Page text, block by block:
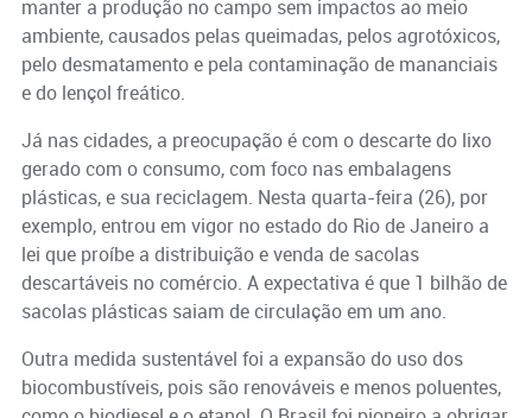
manter a produção no campo sem impactos ao meio
ambiente, causados pelas queimadas, pelos agrotóxicos,
pelo desmatamento e pela contaminação de mananciais
e do lençol freático.
Já nas cidades, a preocupação é com o descarte do lixo
gerado com o consumo, com foco nas embalagens
plásticas, e sua reciclagem. Nesta quarta-feira (26), por
exemplo, entrou em vigor no estado do Rio de Janeiro a
lei que proíbe a distribuição e venda de sacolas
descartáveis no comércio. A expectativa é que 1 bilhão de
sacolas plásticas saiam de circulação em um ano.
Outra medida sustentável foi a expansão do uso dos
biocombustíveis, pois são renováveis e menos poluentes,